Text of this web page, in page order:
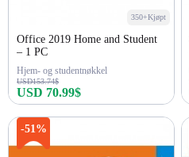
350+Kjøpt
Office 2019 Home and Student
– 1 PC
Hjem- og studentnøkkel
USD153.74$
USD 70.99$
-51%